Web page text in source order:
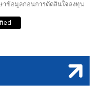
าข้อมูลก่อนการตัดสินใจลงทุน